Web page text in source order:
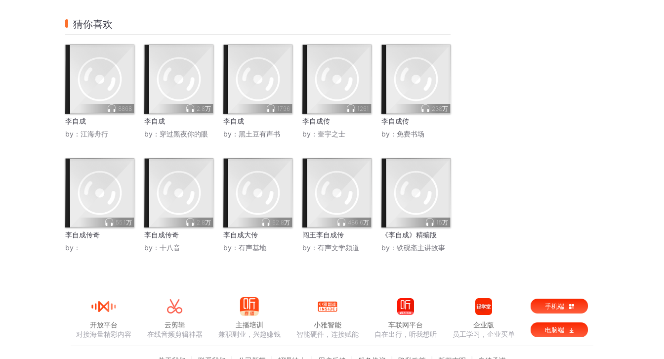
猜你喜欢
8868
李自成
by： 江海舟行
2.8万
李自成
by： 穿过黑夜你的眼
1796
李自成
by： 黑土豆有声书
1261
李自成传
by： 奎宇之士
238万
李自成传
by： 免费书场
55.1万
李自成传奇
by：
2.8万
李自成传奇
by： 十八音
62.8万
李自成大传
by： 有声基地
486.6万
闯王李自成传
by： 有声文学频道
15万
《李自成》精编版
by： 铁砚斋主讲故事
开放平台
对接海量精彩内容
云剪辑
在线音频剪辑神器
主播培训
兼职副业，兴趣赚钱
小雅智能
智能硬件，连接赋能
车联网平台
自在出行，听我想听
企业版
员工学习，企业买单
手机端
电脑端